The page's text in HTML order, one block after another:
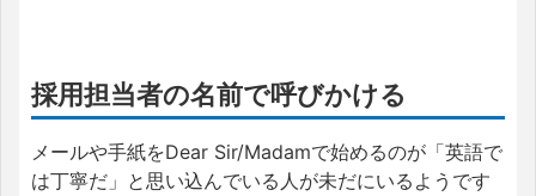
採用担当者の名前で呼びかける
メールや手紙をDear Sir/Madamで始めるのが「英語で
は丁寧だ」と思い込んでいる人が未だにいるようです